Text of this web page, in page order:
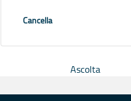
Cancella
Ascolta